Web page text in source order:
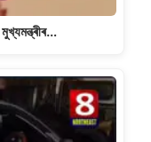
মুখ্যমন্ত্ৰীৰ…